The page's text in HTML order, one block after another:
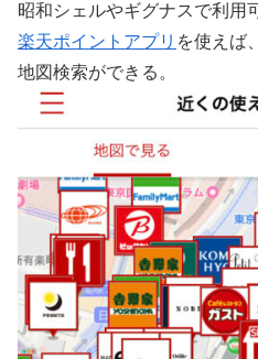
昭和シェルやギグナスで利用
楽天ポイントアプリ を使えば
地図検索ができる。